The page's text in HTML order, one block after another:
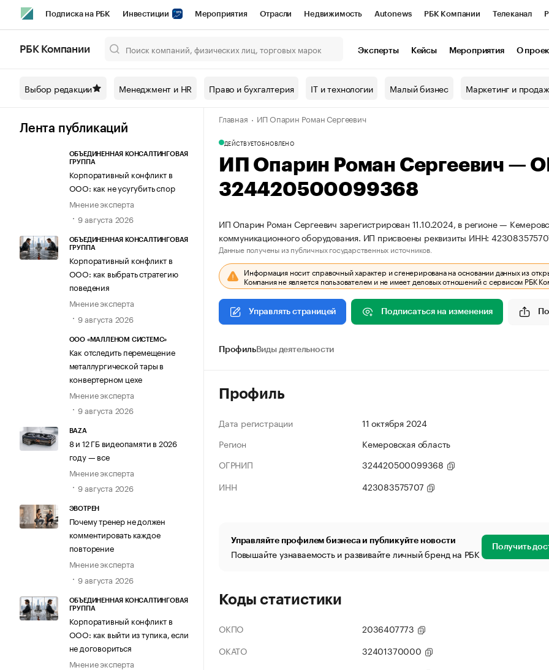
Подписка на РБК Инвестиции Мероприятия Отрасли Недвижимость Autonews РБК Компании Телеканал
Спецпроекты СПб Конференции СПб Спецпроекты Проверка контрагентов
Технологии и медиа Рынок наличной валюты
РБК Компании Эксперты Кейсы Мероприятия О
Выбор редакции Менеджмент и HR Право и бухгалтерия IT и технологии Малый бизнес Маркетинг и
Лента публикаций
ОБЪЕДИНЕННАЯ КОНСАЛТИНГОВАЯ
ГРУППА
Корпоративный конфликт в
ООО: как не усугубить спор
Мнение эксперта
9 августа 2026
ОБЪЕДИНЕННАЯ КОНСАЛТИНГОВАЯ
ГРУППА
Корпоративный конфликт в
ООО: как выбрать стратегию
поведения
Мнение эксперта
9 августа 2026
ООО «МАЛЛЕНОМ СИСТЕМС»
Как отследить перемещение
металлургической тары в
конвертерном цехе
Мнение эксперта
9 августа 2026
BAZA
8 и 12 ГБ видеопамяти в 2026
году — все
Мнение эксперта
9 августа 2026
ЭВОТРЕН
Почему тренер не должен
комментировать каждое
повторение
Мнение эксперта
9 августа 2026
ОБЪЕДИНЕННАЯ КОНСАЛТИНГОВАЯ
ГРУППА
Корпоративный конфликт в
ООО: как выйти из тупика, если
не договориться
Мнение эксперта
Главная ИП Опарин Роман Сергеевич
ДЕЙСТВУЕТОБНОВЛЕНО
ИП Опарин Роман Сергеевич —
324420500099368
ИП Опарин Роман Сергеевич зарегистрирован 11.10.2024, в регионе —
коммуникационного оборудования. ИП присвоены реквизиты ИНН:
Данные получены из публичных государственных источников.
Информация носит справочный характер и сгенерирована на основании данных из
Компания не является пользователем и не имеет деловых отношений с сервисом РБК
Управлять страницей Подписаться на изменения
ПрофильВиды деятельности
Профиль
Дата регистрации
11 октября 2024
Регион
Кемеровская область
ОГРНИП
324420500099368
ИНН
423083575707
Управляйте профилем бизнеса и публикуйте новости
Повышайте узнаваемость и развивайте личный бренд на РБК Получить
Коды статистики
ОКПО
2036407773
ОКАТО
32401370000